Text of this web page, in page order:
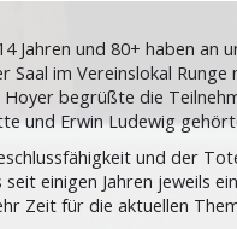
Jahren und 80+ haben an
Saal im Vereinslokal
begrüßte die
und Erwin Ludewig
und der
einigen Jahren jeweils
Zeit für die aktuellen